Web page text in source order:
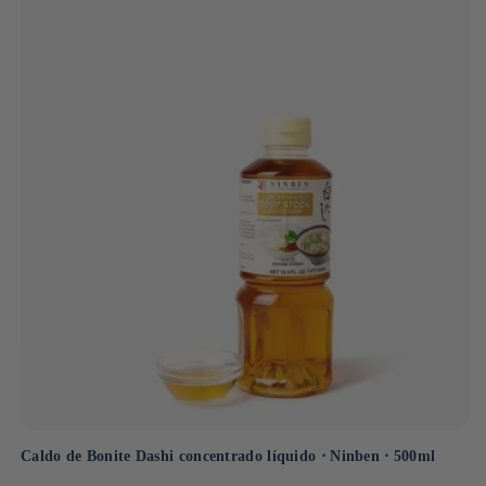
Caldo de Bonite Dashi concentrado líquido ⋅ Ninben ⋅ 500ml